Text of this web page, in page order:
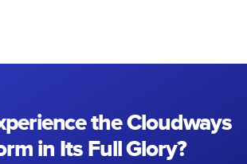
the Cloudways
in Its Full Glory?